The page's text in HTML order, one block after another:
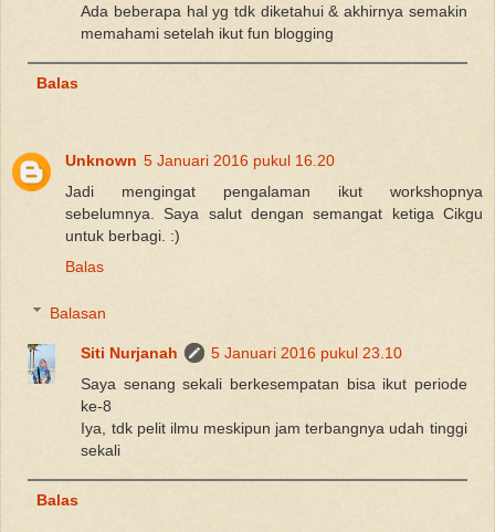
Ada beberapa hal yg tdk diketahui & akhirnya semakin
memahami setelah ikut fun blogging
Balas
Unknown 5 Januari 2016 pukul 16.20
Jadi mengingat pengalaman ikut workshopnya
sebelumnya. Saya salut dengan semangat ketiga Cikgu
untuk berbagi. :)
Balas
Balasan
Siti Nurjanah
5 Januari 2016 pukul 23.10
Saya senang sekali berkesempatan bisa ikut periode
ke-8
Iya, tdk pelit ilmu meskipun jam terbangnya udah tinggi
sekali
Balas